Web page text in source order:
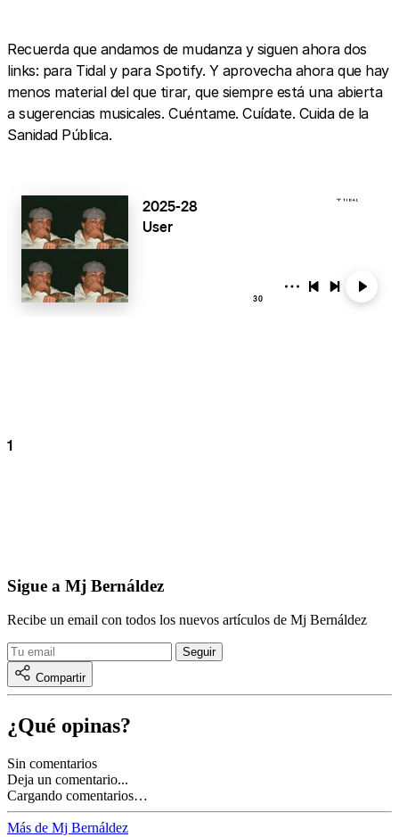
Recuerda que andamos de mudanza y siguen ahora dos
links: para Tidal y para Spotify. Y aprovecha ahora que hay
menos material del que tirar, que siempre está una abierta
a sugerencias musicales. Cuéntame. Cuídate. Cuida de la
Sanidad Pública.
Sigue a Mj Bernáldez
Recibe un email con todos los nuevos artículos de Mj Bernáldez
Compartir
¿Qué opinas?
Sin comentarios
Deja un comentario...
Cargando comentarios…
Más de Mj Bernáldez